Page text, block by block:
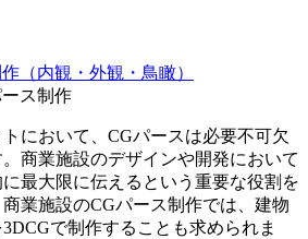
（内観・外観・鳥瞰）
ス制作
において、CGパースは必要不可欠
商業施設のデザインや開発において
最大限に伝えるという重要な役割を
業施設のCGパース制作では、建物
で制作することも求められま